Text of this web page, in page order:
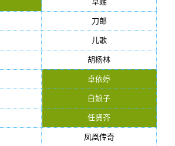
刀郎
儿歌
胡杨林
卓依婷
白娘子
任贤齐
凤凰传奇